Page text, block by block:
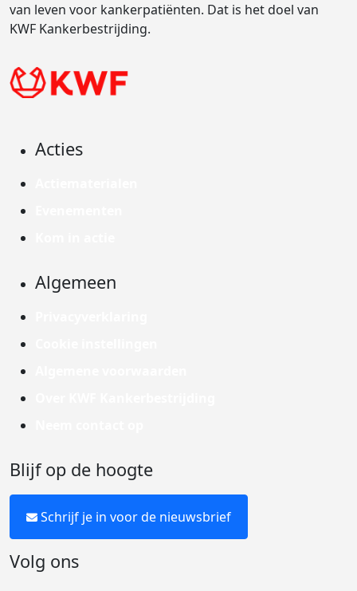
van leven voor kankerpatiënten. Dat is het doel van
KWF Kankerbestrijding.
Acties
Algemeen
Blijf op de hoogte
Schrijf je in voor de nieuwsbrief
Volg ons